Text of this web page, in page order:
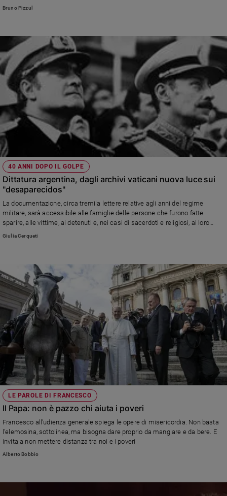
nella ricerca del bene, nella Chiesa e nella società, senza accontentarsi di
Bruno Pizzul
40 ANNI DOPO IL GOLPE
Dittatura argentina, dagli archivi vaticani nuova luce sui
"desaparecidos"
La documentazione, circa tremila lettere relative agli anni del regime
militare, sarà accessibile alle famiglie delle persone che furono fatte
sparire, alle vittime, ai detenuti e, nei casi di sacerdoti e religiosi, ai loro
superiori.
Giulia Cerqueti
LE PAROLE DI FRANCESCO
Il Papa: non è pazzo chi aiuta i poveri
Francesco all'udienza generale spiega le opere di misericordia. Non basta
l'elemosina, sottolinea, ma bisogna dare proprio da mangiare e da bere. E
invita a non mettere distanza tra noi e i poveri
Alberto Bobbio